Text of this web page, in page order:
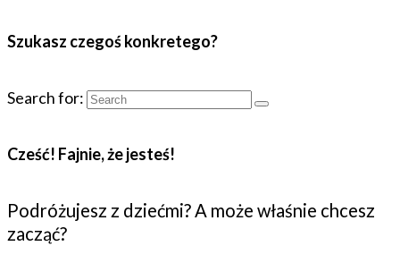
Szukasz czegoś konkretego?
Search for:
Cześć! Fajnie, że jesteś!
Podróżujesz z dziećmi? A może właśnie chcesz
zacząć?